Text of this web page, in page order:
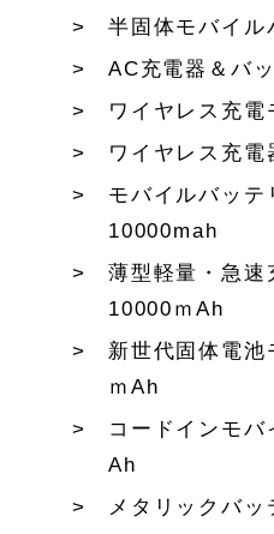
半固体モバイル
AC充電器＆バ
ワイヤレス充電
ワイヤレス充電
モバイルバッテ
10000mah
薄型軽量・急速
10000ｍAh
新世代固体電
ｍAh
コードインモバ
Ah
メタリックバ